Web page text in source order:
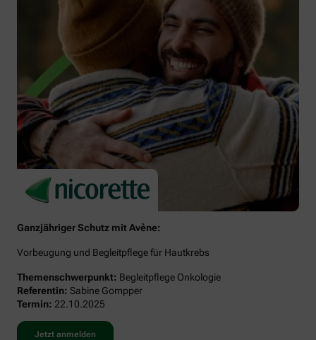
Ganzjähriger Schutz mit Avène:
Vorbeugung und Begleitpflege für Hautkrebs
Themenschwerpunkt: Begleitpflege Onkologie
Referentin: Sabine Gompper
Termin: 22.10.2025
Jetzt anmelden